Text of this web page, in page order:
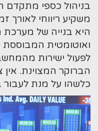
בניהול כספי מתקדם
משקיע ריווחי לאורך
היא בנייה של מערכת
ואוטומטית
לפעול ישירות
הברוקר המצוינת. אין
כלשהו על מנת